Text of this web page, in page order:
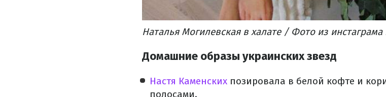
Наталья Могилевская в халате / Фото из
Домашние образы украинских звезд
Настя Каменских позировала в белой кофте и
полосами.